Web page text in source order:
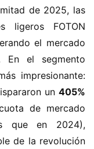
de 2025, las
ligeros FOTON
el mercado
En el segmento
impresionante:
un ​405%​
de mercado
que en 2024),
de la revolución